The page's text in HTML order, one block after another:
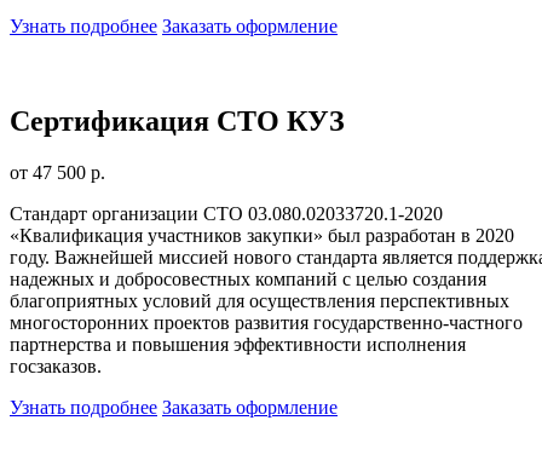
Узнать подробнее Заказать оформление
Сертификация СТО КУЗ
от 47 500 р.
Стандарт организации СТО 03.080.02033720.1-2020
«Квалификация участников закупки» был разработан в 2020
году. Важнейшей миссией нового стандарта является
надежных и добросовестных компаний с целью создания
благоприятных условий для осуществления перспективных
многосторонних проектов развития государственно-частного
партнерства и повышения эффективности исполнения
госзаказов.
Узнать подробнее Заказать оформление